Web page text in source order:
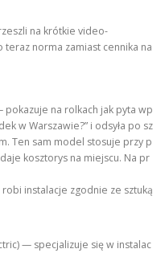
na krótkie video-
norma zamiast cennika na
pokazuje na rolkach jak pyta wp
w Warszawie?” i odsyła po sz
Ten sam model stosuje przy p
kosztorys na miejscu. Na pr
instalacje zgodnie ze sztuką
— specjalizuje się w instalac